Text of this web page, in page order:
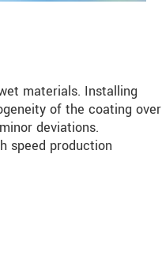
materials. Installing
of the coating over
deviations.
speed production